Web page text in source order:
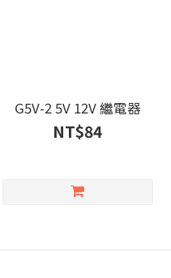
G5V-2 5V 12V 繼電器
NT$84